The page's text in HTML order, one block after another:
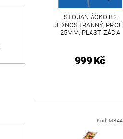
STOJAN ÁČKO B2
JEDNOSTRANNÝ,
25MM, PLAST ZÁDA
999 Kč
Kód: